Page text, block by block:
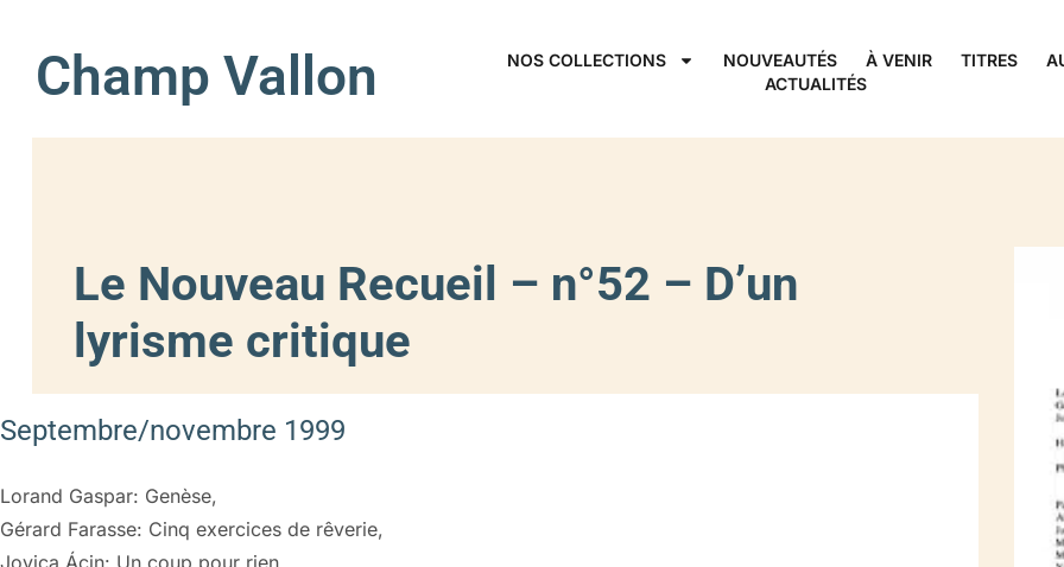
Champ Vallon NOS COLLECTIONS NOUVEAUTÉS À VENIR TITRES
ACTUALITÉS
Le Nouveau Recueil – n°52 – D’un
lyrisme critique
Septembre/novembre 1999
Lorand Gaspar: Genèse,
Gérard Farasse: Cinq exercices de rêverie,